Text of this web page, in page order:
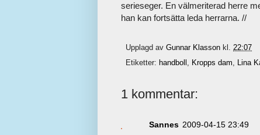
serieseger. En välmeriterad herre
han kan fortsätta leda herrarna. //
Upplagd av Gunnar Klasson kl. 22:07
Etiketter: handboll , Kropps dam, Lina
1 kommentar:
Sannes 2009-04-15 23:49